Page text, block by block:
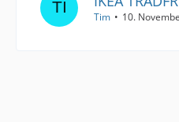
Tim 10.